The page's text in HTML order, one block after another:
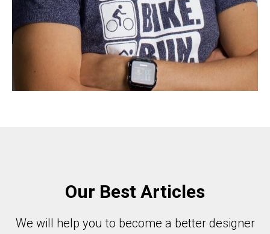
Our Best Articles
We will help you to become a better designer